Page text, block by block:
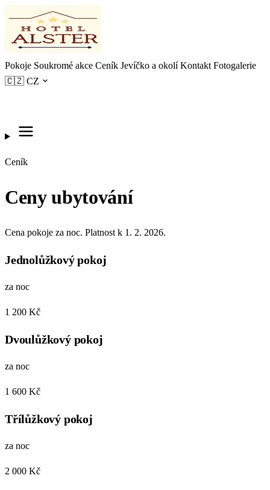
Pokoje Soukromé akce Ceník Jevíčko a okolíKontakt Fotogalerie
🇨🇿 CZ
Ceník
Ceny ubytování
Cena pokoje za noc. Platnost k 1. 2. 2026.
Jednolůžkový pokoj
za noc
1 200 Kč
Dvoulůžkový pokoj
za noc
1 600 Kč
Třílůžkový pokoj
za noc
2 000 Kč